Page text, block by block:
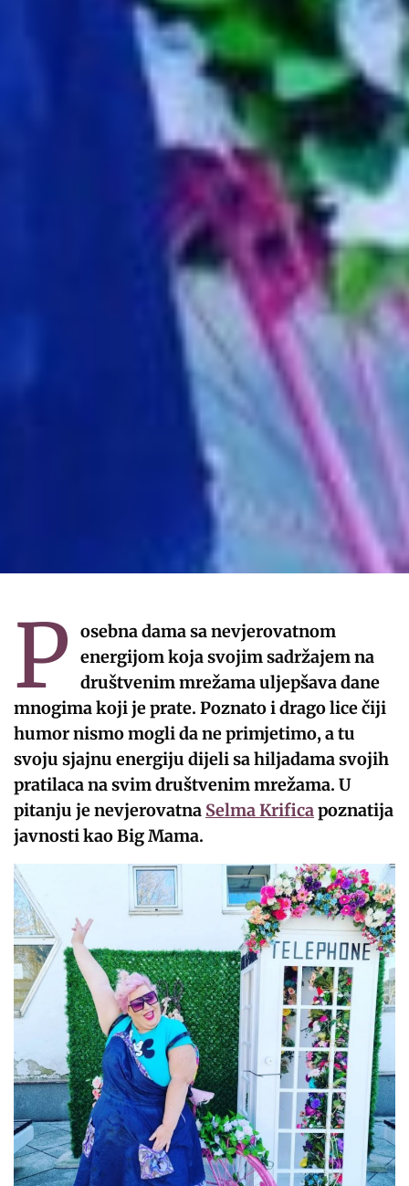
P
osebna dama sa nevjerovatnom
energijom koja svojim sadržajem na
društvenim mrežama uljepšava dane
mnogima koji je prate. Poznato i drago lice čiji
humor nismo mogli da ne primjetimo, a tu
svoju sjajnu energiju dijeli sa hiljadama svojih
pratilaca na svim društvenim mrežama. U
pitanju je nevjerovatna Selma Krifica poznatija
javnosti kao Big Mama.